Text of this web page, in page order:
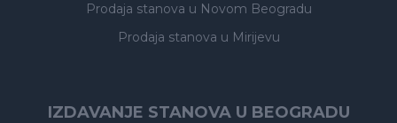
Prodaja stanova u Novom Beogradu
Prodaja stanova u Mirijevu
IZDAVANJE STANOVA U BEOGRADU